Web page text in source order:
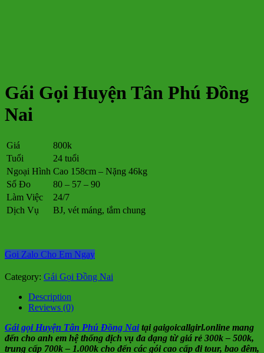
Gái Gọi Huyện Tân Phú Đồng
Nai
Giá
800k
Tuổi
24 tuổi
Ngoại Hình Cao 158cm – Nặng 46kg
Số Đo
80 – 57 – 90
Làm Việc
24/7
Dịch Vụ
BJ, vét máng, tắm chung
Gọi Zalo Cho Em Ngay
Category: Gái Gọi Đồng Nai
Description
Reviews (0)
Gái gọi Huyện Tân Phú Đồng Naitại gaigoicallgirl.online mang
đến cho anh em hệ thống dịch vụ đa dạng từ giá rẻ 300k – 500k,
trung cấp 700k – 1.000k cho đến các gói cao cấp đi tour, bao đêm,